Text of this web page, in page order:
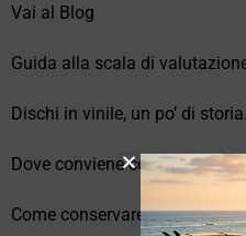
Vai al Blog
Guida alla scala di
Dischi in vinile, un po’ di storia.
Dove conviene comprare
Come conservare